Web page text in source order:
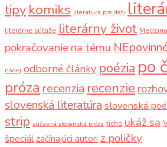
tipy komiks literatúra pre deti
literárne súťaže literárny život
pokračovaniena tému
nádej odborné články poézia po
próza recenzia recenzie
slovenská literatúra slovenská
strip súčasná slovenská próza ticho ukáž sa
špeciál začínajúci autori z poličky